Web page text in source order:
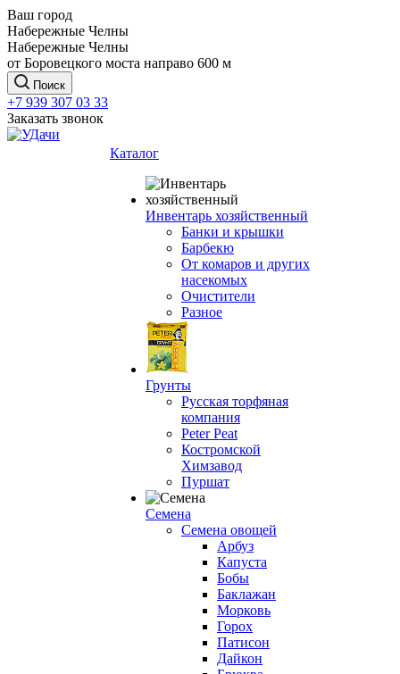
Ваш город
Набережные Челны
Набережные Челны
от Боровецкого моста направо 600 м
Поиск
+7 939 307 03 33
Заказать звонок
Каталог
Инвентарь хозяйственный
Банки и крышки
Барбекю
От комаров и других
насекомых
Очистители
Разное
Грунты
Русская торфяная
компания
Peter Peat
Костромской
Химзавод
Пуршат
Семена
Семена овощей
Арбуз
Капуста
Бобы
Баклажан
Морковь
Горох
Патисон
Дайкон